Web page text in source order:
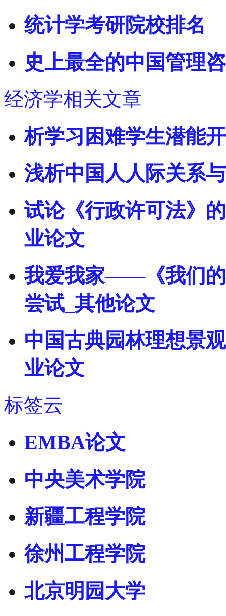
统计学考研院校排名
史上最全的中国管理
经济学相关文章
析学习困难学生潜能
浅析中国人人际关系
试论《行政许可法》
业论文
我爱我家——《我们的
尝试_其他论文
中国古典园林理想景
业论文
标签云
EMBA论文
中央美术学院
新疆工程学院
徐州工程学院
北京明园大学